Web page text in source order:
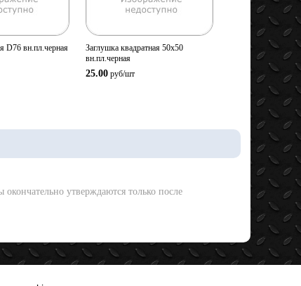
D76 вн.пл.черная
Количество:
Заглушка квадратная 50х50
вн.пл.черная
25.00 руб/шт
утверждаются только после